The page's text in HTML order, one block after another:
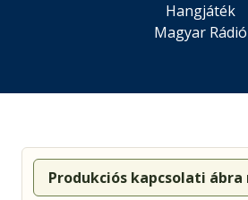
Hangjáték
Magyar Rádió
Produkciós kapcsolati